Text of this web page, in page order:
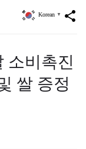
share
Korean ▼
소비촉진
쌀 증정